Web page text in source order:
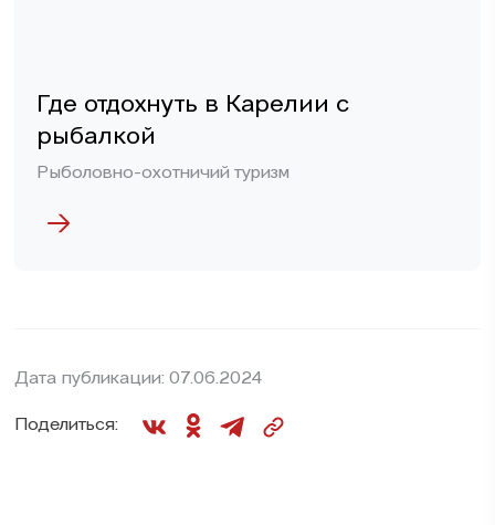
Где отдохнуть в Карелии с
рыбалкой
Рыболовно-охотничий туризм
Дата публикации: 07.06.2024
Поделиться: